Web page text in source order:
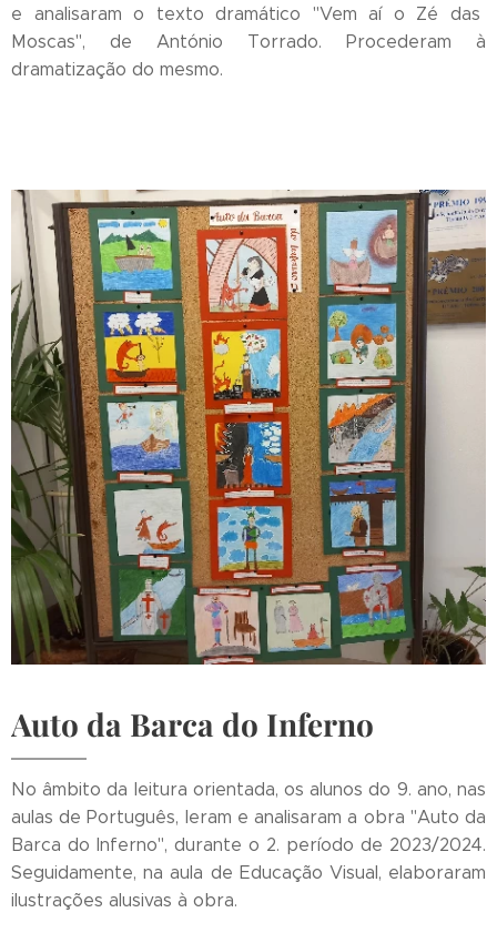
e analisaram o texto dramático "Vem aí o Zé das
Moscas", de António Torrado. Procederam à
dramatização do mesmo.
Auto da Barca do Inferno
No âmbito da leitura orientada, os alunos do 9. ano, nas
aulas de Português, leram e analisaram a obra "Auto da
Barca do Inferno", durante o 2. período de 2023/2024.
Seguidamente, na aula de Educação Visual, elaboraram
ilustrações alusivas à obra.